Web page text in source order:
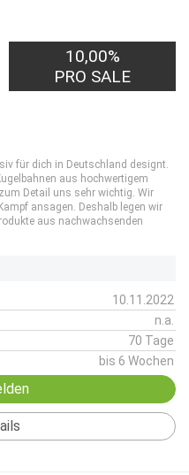
10,00%
PRO SALE
für dich in Deutschland designt.
aus hochwertigem
Detail uns sehr wichtig. Wir
ansagen. Deshalb legen wir
aus nachwachsenden
10.11.2022
n.a.
70 Tage
bis 6 Wochen